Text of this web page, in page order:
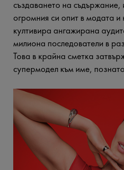
създаването на съдържание,
огромния си опит в модата
култивира ангажирана
милиона последователи в
Това в крайна сметка
супермодел към име,